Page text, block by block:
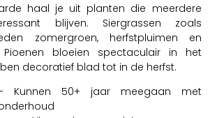
haal je uit planten die meerdere
blijven. Siergrassen zoals
zomergroen, herfstpluimen en
Pioenen bloeien spectaculair in het
decoratief blad tot in de herfst.
Kunnen 50+ jaar meegaan met